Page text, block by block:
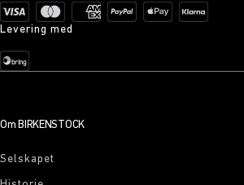
Levering med
Om BIRKENSTOCK
Selskapet